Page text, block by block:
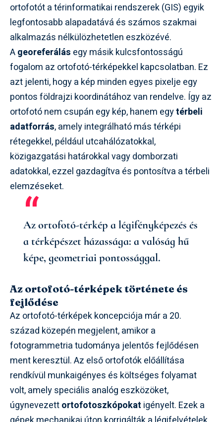
ortofotót a térinformatikai rendszerek (GIS) egyik
legfontosabb alapadatává és számos szakmai
alkalmazás nélkülözhetetlen eszközévé.
Ageoreferálás egy másik kulcsfontosságú
fogalom az ortofotó-térképekkel kapcsolatban. Ez
azt jelenti, hogy a kép minden egyes pixelje egy
pontos földrajzi koordinátához van rendelve. Így az
ortofotó nem csupán egy kép, hanem egytérbeli
adatforrás, amely integrálható más térképi
rétegekkel, például utcahálózatokkal,
közigazgatási határokkal vagy domborzati
adatokkal, ezzel gazdagítva és pontosítva a térbeli
elemzéseket.
Az ortofotó-térkép a légifényképezés és
a térképészet házassága: a valóság hű
képe, geometriai pontossággal.
Az ortofotó-térképek története és
fejlődése
Az ortofotó-térképek koncepciója már a 20.
század közepén megjelent, amikor a
fotogrammetria tudománya jelentős fejlődésen
ment keresztül. Az első ortofotók előállítása
rendkívül munkaigényes és költséges folyamat
volt, amely speciális analóg eszközöket,
úgynevezettortofotoszkópokat igényelt. Ezek a